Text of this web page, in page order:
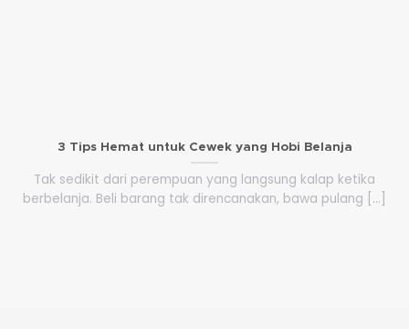
3 Tips Hemat untuk Cewek yang Hobi Belanja
Tak sedikit dari perempuan yang langsung kalap ketika
berbelanja. Beli barang tak direncanakan, bawa pulang [...]